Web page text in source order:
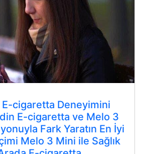
cigaretta Deneyimini
E-cigaretta ve Melo 3
Fark Yaratın En İyi
Melo 3 Mini ile Sağlık